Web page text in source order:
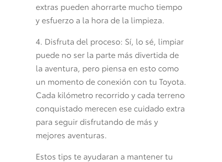
extras pueden ahorrarte mucho tiempo
y esfuerzo a la hora de la limpieza.
4. Disfruta del proceso: Sí, lo sé, limpiar
puede no ser la parte más divertida de
la aventura, pero piensa en esto como
un momento de conexión con tu Toyota.
Cada kilómetro recorrido y cada terreno
conquistado merecen ese cuidado extra
para seguir disfrutando de más y
mejores aventuras.
Estos tips te ayudaran a mantener tu